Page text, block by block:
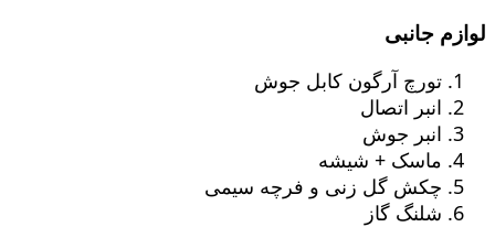
لوازم جانبی
تورچ آرگون کابل جوش
انبر اتصال
انبر جوش
ماسک + شیشه
چکش گل زنی و فرچه سیمی
شلنگ گاز